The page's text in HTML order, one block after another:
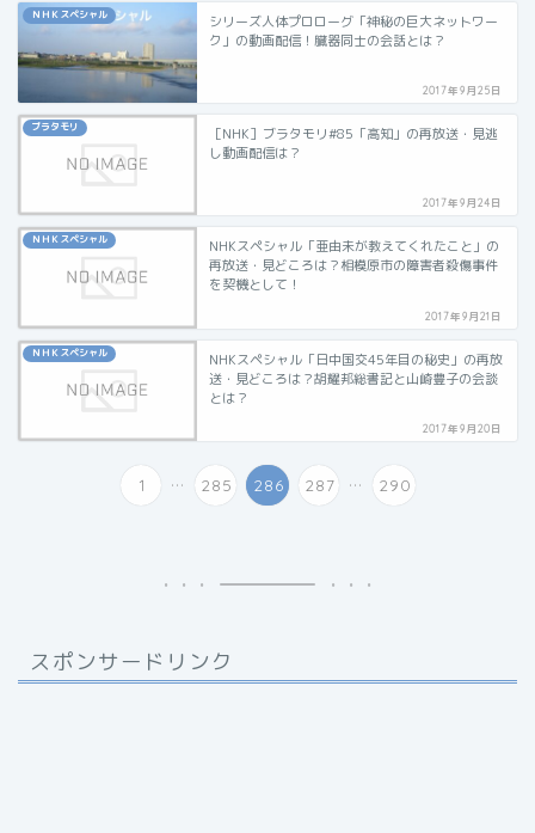
ＮＨＫスペシャル
シリーズ人体プロローグ「神秘の巨大ネットワー
ク」の動画配信！臓器同士の会話とは？
2017年9月25日
ブラタモリ
［NHK］ブラタモリ#85「高知」の再放送・見逃
し動画配信は？
2017年9月24日
ＮＨＫスペシャル
NHKスペシャル「亜由未が教えてくれたこと」の
再放送・見どころは？相模原市の障害者殺傷事件
を契機として！
2017年9月21日
ＮＨＫスペシャル
NHKスペシャル「日中国交45年目の秘史」の再放
送・見どころは？胡耀邦総書記と山崎豊子の会談
とは？
2017年9月20日
1 ... 285 286 287 ... 290
スポンサードリンク